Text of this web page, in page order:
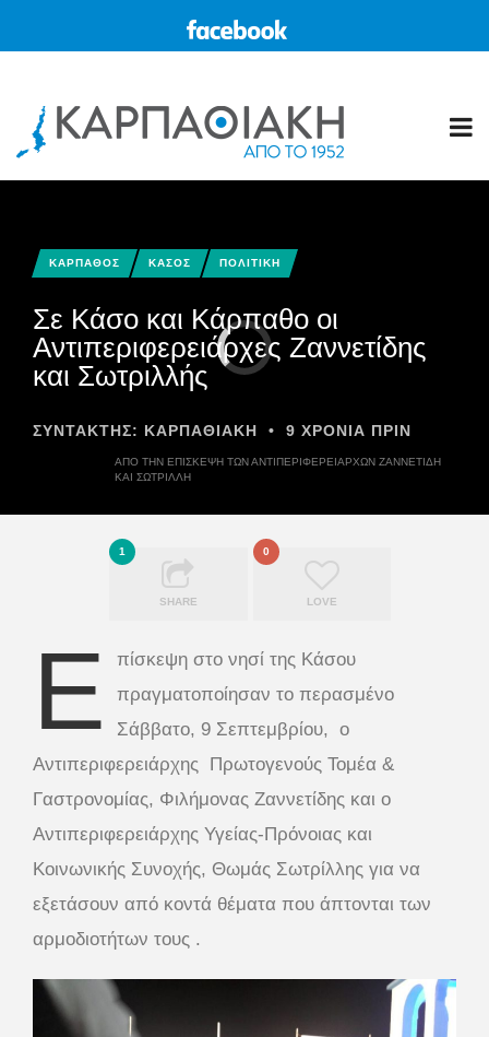
ΑΠΌ ΤΗΝ ΕΠΊΣΚΕΨΗ ΤΩΝ ΑΝΤΙΠΕΡΙΦΕΡΕΙΑΡΧΏΝ ΖΑΝΝΕΤΊΔΗ
ΚΑΙ ΣΩΤΡΙΛΛΉ
ΚΑΡΠΑΘΟΣ ΚΑΣΟΣ ΠΟΛΙΤΙΚΗ
Σε Κάσο και Κάρπαθο οι
Αντιπεριφερειάρχες Ζαννετίδης
και Σωτριλλής
ΣΥΝΤΆΚΤΗΣ: ΚΑΡΠΑΘΙΑΚΗ • 9 ΧΡΌΝΙΑ ΠΡΙΝ
1
SHARE
0
LOVE
Ε
πίσκεψη στο νησί της Κάσου
πραγματοποίησαν το περασμένο
Σάββατο, 9 Σεπτεμβρίου, ο
Αντιπεριφερειάρχης Πρωτογενούς Τομέα &
Γαστρονομίας, Φιλήμονας Ζαννετίδης και ο
Αντιπεριφερειάρχης Υγείας-Πρόνοιας και
Κοινωνικής Συνοχής, Θωμάς Σωτρίλλης για να
εξετάσουν από κοντά θέματα που άπτονται των
αρμοδιοτήτων τους .